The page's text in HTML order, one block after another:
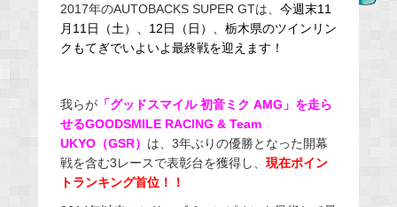
o
o
2017年のAUTOBACKS SUPER GTは、 今週末11
月11日（土）、12日（日）、栃木県のツインリン
クもてぎでいよいよ最終戦を迎えます！
我らが「グッドスマイル 初音ミク AMG」を走ら
せるGOODSMILE RACING & Team
UKYO（GSR） は、3年ぶりの優勝となった開幕
戦を含む3レースで表彰台を獲得し、 現在ポイン
トランキング首位！！